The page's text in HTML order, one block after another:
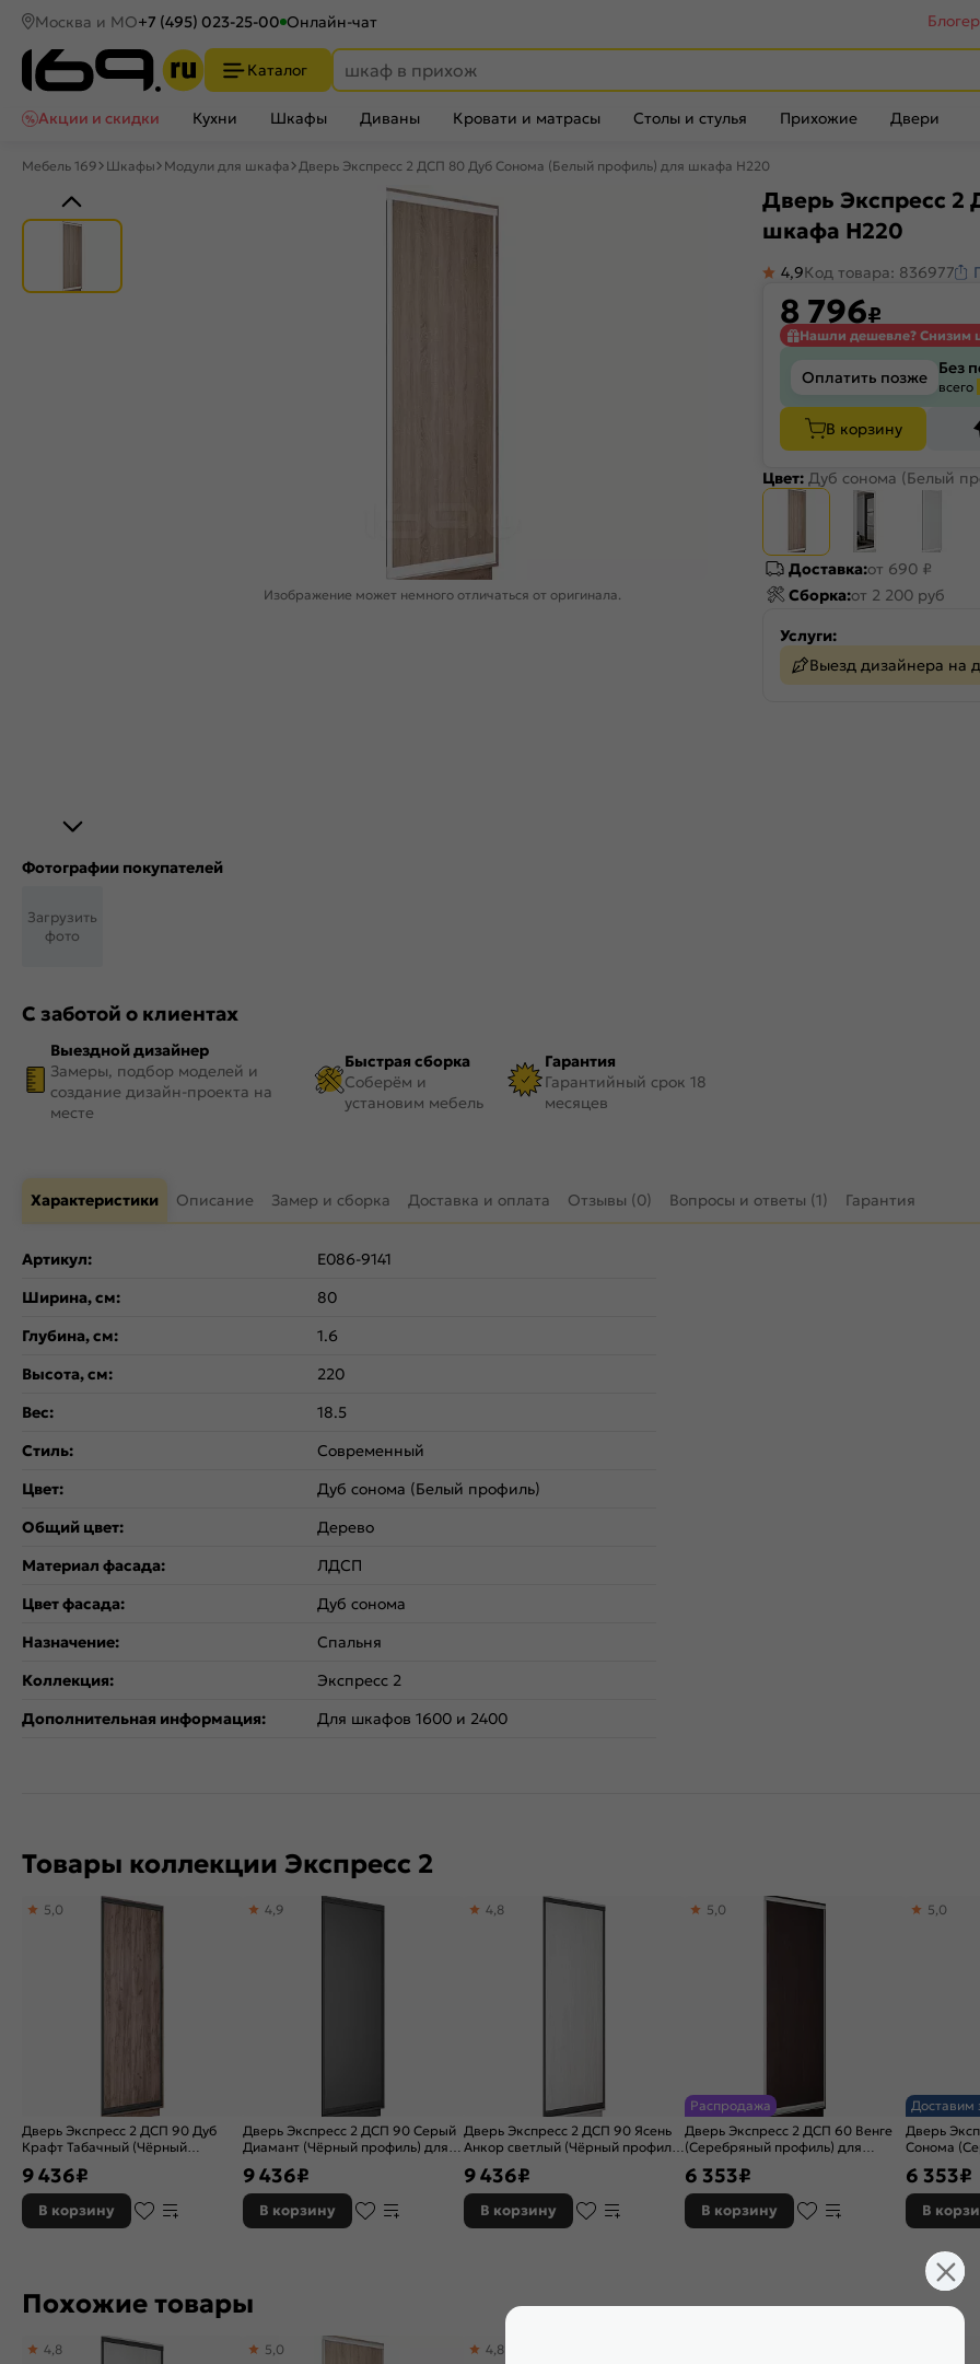
Москва и МО+7 (495) 023-25-00 Онлайн-чат
Каталог
Акции и скидки
Кухни Шкафы Диваны Кровати и матрасы Столы и стулья Прихожие Двери
Мебель 169 Шкафы Модули для шкафа Дверь Экспресс 2 ДСП 80 Дуб Сонома (Белый профиль) для шкафа Н220
Изображение может немного отличаться от оригинала.
Фотографии покупателей
Загрузить
фото
С заботой о клиентах
Выездной дизайнер
Замеры, подбор моделей и
создание дизайн-проекта на
месте
Быстрая сборка
Соберём и
установим мебель
Гарантия
Гарантийный срок 18
месяцев
Дверь Экспресс
шкафа Н220
4,9Код товара: 836977
8 796₽
Нашли дешевле? Снизим
Оплатить позже Без
всего
В корзину
Цвет: Дуб сонома (Белый
Доставка:от 690 ₽
Сборка:от 2 200 руб
Услуги:
Выезд дизайнера на
Характеристики Описание Замер и сборка Доставка и оплата Отзывы (0) Вопросы и ответы (1) Гарантия
Артикул:
Е086-9141
Ширина, см:
80
Глубина, см:
1.6
Высота, см:
220
Вес:
18.5
Стиль:
Современный
Цвет:
Дуб сонома (Белый профиль)
Общий цвет:
Дерево
Материал фасада:
ЛДСП
Цвет фасада:
Дуб сонома
Назначение:
Спальня
Коллекция:
Экспресс 2
Дополнительная информация:
Для шкафов 1600 и 2400
Товары коллекции Экспресс 2
Дверь Экспресс 2 ДСП 90 Дуб
Крафт Табачный (Чёрный
5,0
9 436₽
В корзину
Дверь Экспресс 2 ДСП 90 Серый
Диамант (Чёрный профиль) для
4,9
9 436₽
В корзину
Дверь Экспресс 2 ДСП 90 Ясень
Анкор светлый (Чёрный профиль)
4,8
9 436₽
В корзину
Распродажа
Дверь Экспресс 2 ДСП 60 Венге
(Серебряный профиль) для
5,0
6 353₽
В корзину
Доставим
Дверь
Сонома
5,0
6 353₽
В
Похожие товары
4,8 5,0 4,8